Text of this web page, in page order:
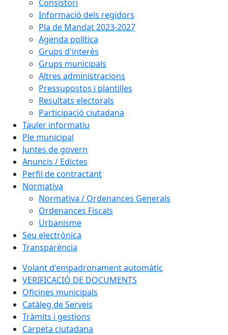
Consistori
Informació dels regidors
Pla de Mandat 2023-2027
Agenda política
Grups d'interès
Grups municipals
Altres administracions
Pressupostos i plantilles
Resultats electorals
Participació ciutadana
Tauler informatiu
Ple municipal
Juntes de govern
Anuncis / Edictes
Perfil de contractant
Normativa
Normativa / Ordenances Generals
Ordenances Fiscals
Urbanisme
Seu electrònica
Transparència
Volant d'empadronament automàtic
VERIFICACIÓ DE DOCUMENTS
Oficines municipals
Catàleg de Serveis
Tràmits i gestions
Carpeta ciutadana